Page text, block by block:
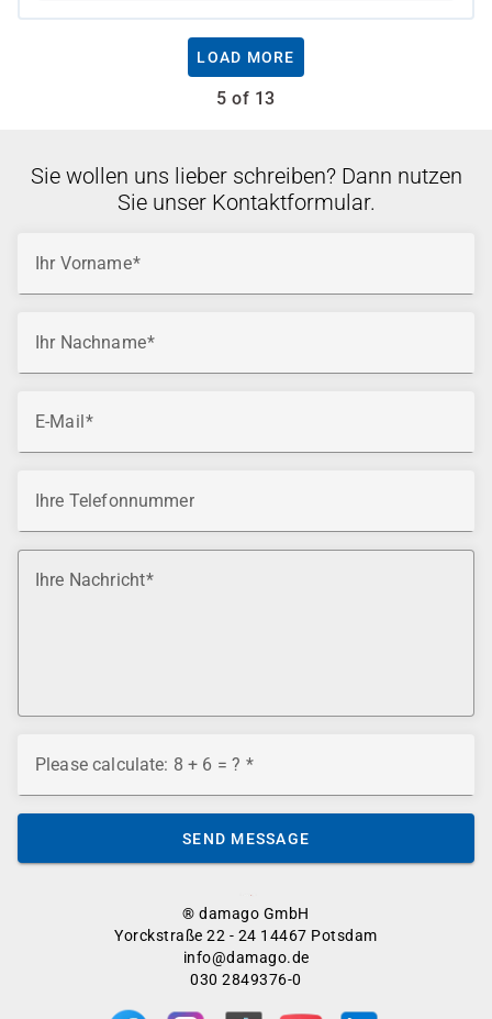
LOAD MORE
5 of 13
® damago GmbH
Yorckstraße 22 - 24 14467 Potsdam
info@damago.de
030 2849376-0
Sie wollen uns lieber schreiben? Dann nutzen
Sie unser Kontaktformular.
Ihr Vorname
Ihr Nachname
E-Mail
Ihre Telefonnummer
Ihre Nachricht
Please calculate: 8 + 6 = ?
SEND MESSAGE